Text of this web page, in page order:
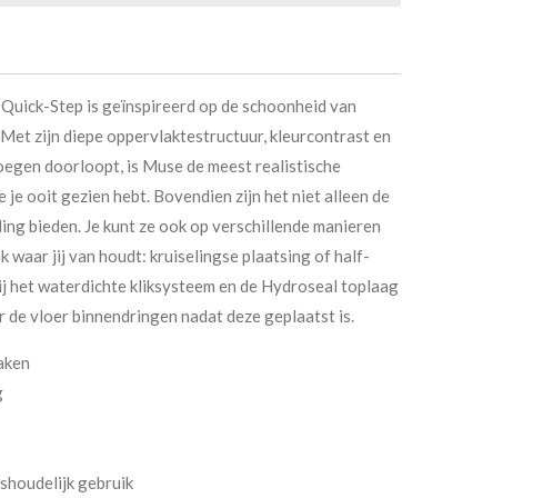
Step is geïnspireerd op de schoonheid van
zijn diepe oppervlaktestructuur, kleurcontrast en
doorloopt, is Muse de meest realistische
je ooit gezien hebt. Bovendien zijn het niet alleen de
bieden. Je kunt ze ook op verschillende manieren
waar jij van houdt: kruiselingse plaatsing of half-
het waterdichte kliksysteem en de Hydroseal toplaag
de vloer binnendringen nadat deze geplaatst is.
gebruik